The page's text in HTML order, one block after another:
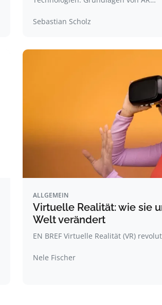
Sebastian Scholz
ALLGEMEIN
Virtuelle Realität: wie sie
Welt verändert
EN BREF Virtuelle Realität (VR)
Nele Fischer